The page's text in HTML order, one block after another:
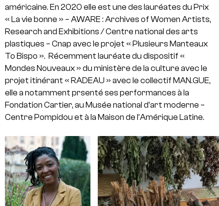
américaine. En 2020 elle est une des lauréates du Prix
« La vie bonne » – AWARE : Archives of Women Artists,
Research and Exhibitions / Centre national des arts
plastiques – Cnap avec le projet « Plusieurs Manteaux
To Bispo ». Récemment lauréate du dispositif «
Mondes Nouveaux » du ministère de la culture avec le
projet itinérant « RADEAU » avec le collectif MAN.GUE,
elle a notamment prsenté ses performances à la
Fondation Cartier, au Musée national d’art moderne –
Centre Pompidou et à la Maison de l’Amérique Latine.